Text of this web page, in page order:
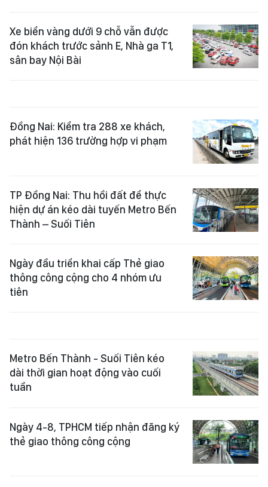
Xe biển vàng dưới 9 chỗ vẫn được
đón khách trước sảnh E, Nhà ga T1,
sân bay Nội Bài
Đồng Nai: Kiểm tra 288 xe khách,
phát hiện 136 trường hợp vi phạm
TP Đồng Nai: Thu hồi đất để thực
hiện dự án kéo dài tuyến Metro Bến
Thành – Suối Tiên
Ngày đầu triển khai cấp Thẻ giao
thông công cộng cho 4 nhóm ưu
tiên
Metro Bến Thành - Suối Tiên kéo
dài thời gian hoạt động vào cuối
tuần
Ngày 4-8, TPHCM tiếp nhận đăng ký
thẻ giao thông công cộng